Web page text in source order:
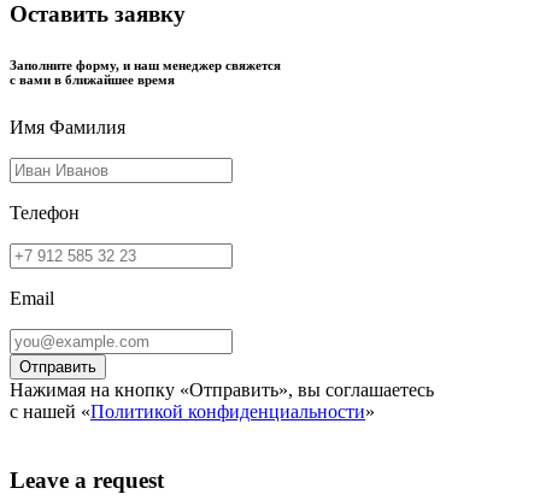
Оставить заявку
Заполните форму, и наш менеджер свяжется
с вами в ближайшее время
Имя Фамилия
Телефон
Email
Нажимая на кнопку «Отправить», вы соглашаетесь
с нашей «Политикой конфиденциальности»
Leave a request